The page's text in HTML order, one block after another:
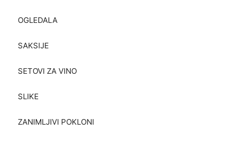
OGLEDALA
SAKSIJE
SETOVI ZA VINO
SLIKE
ZANIMLJIVI POKLONI